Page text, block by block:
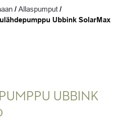
/ Allaspumput /
Ubbink SolarMax
UBBINK